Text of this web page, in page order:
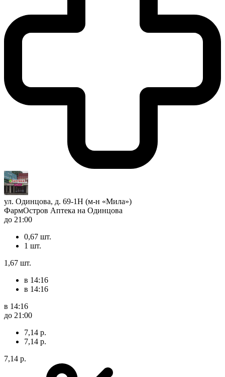
ул. Одинцова, д. 69-1Н (м-н «Мила»)
ФармОстров Аптека на Одинцова
до 21:00
0,67 шт.
1 шт.
1,67 шт.
в 14:16
в 14:16
в 14:16
до 21:00
7,14 р.
7,14 р.
7,14 р.